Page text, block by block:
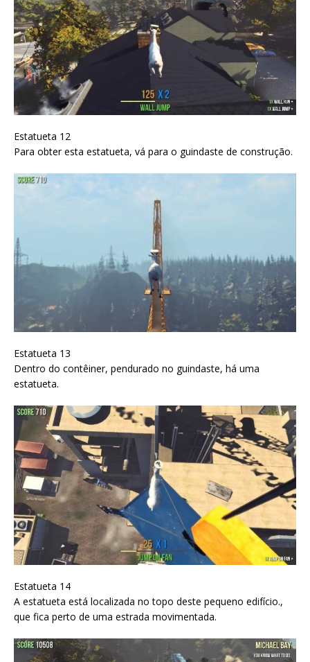
Estatueta 12
Para obter esta estatueta, vá para o guindaste de construção.
Estatueta 13
Dentro do contêiner, pendurado no guindaste, há uma
estatueta.
Estatueta 14
A estatueta está localizada no topo deste pequeno edifício.,
que fica perto de uma estrada movimentada.